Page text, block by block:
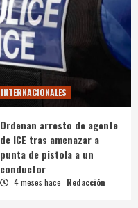
INTERNACIONALES
Ordenan arresto de agente
de ICE tras amenazar a
punta de pistola a un
conductor
4 meses hace Redacción